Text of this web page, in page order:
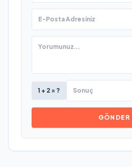
1 + 2 = ?
GÖNDER